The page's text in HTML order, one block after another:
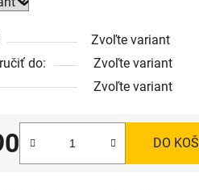
Zvoľte variant
do:
Zvoľte variant
Zvoľte variant
cena:
DO